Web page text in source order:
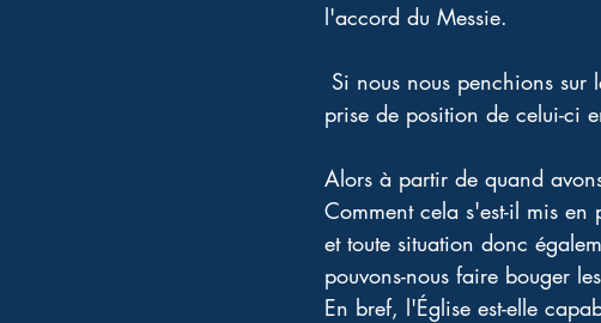
l'accord du Messie.
Si nous nous penchions sur
prise de position de celui-ci
Alors à partir de quand
Comment cela s'est-il mis
et toute situation donc
pouvons-nous faire bouger
En bref, l'Église est-elle